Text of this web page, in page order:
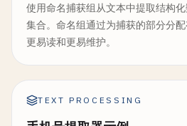
使用命名捕获组从文本中提取结构
集合。命名组通过为捕获的部分分
更易读和更易维护。
TEXT PROCESSING